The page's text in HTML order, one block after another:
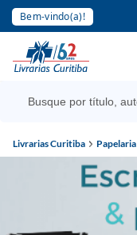
Bem-vindo(a)!
Livrarias Curitiba Papelaria